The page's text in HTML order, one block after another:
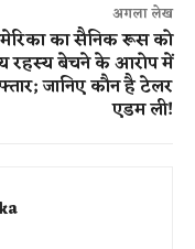
अगला लेख
का सैनिक रूस को
रहस्य बेचने के आरोप में
जानिए कौन है टेलर
एडम ली!